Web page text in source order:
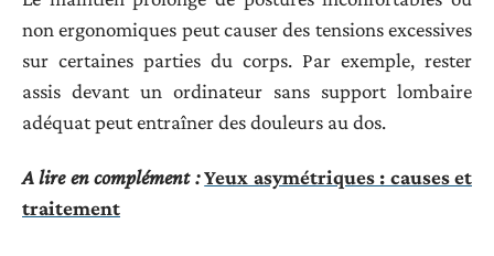
non ergonomiques peut causer des tensions excessives
sur certaines parties du corps. Par exemple, rester
assis devant un ordinateur sans support lombaire
adéquat peut entraîner des douleurs au dos.
A lire en complément : Yeux asymétriques : causes et
traitement